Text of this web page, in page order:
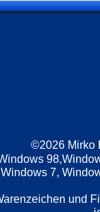
©2026 Mirko
7,
und